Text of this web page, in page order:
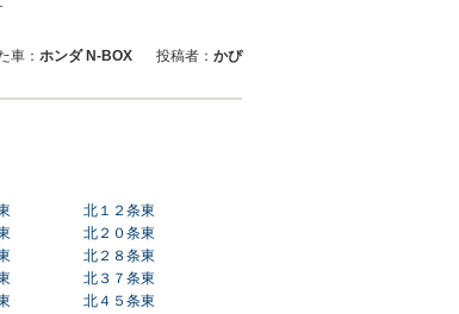
車： ホンダ N-BOX 投稿者： かぴ
北１２条東
北２０条東
北２８条東
北３７条東
北４５条東